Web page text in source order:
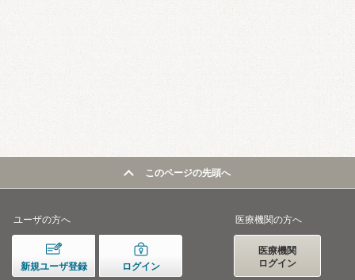
このページの先頭へ
ユーザの方へ
新規ユーザ登録 ログイン
医療機関の方へ
医療機関
ログイン